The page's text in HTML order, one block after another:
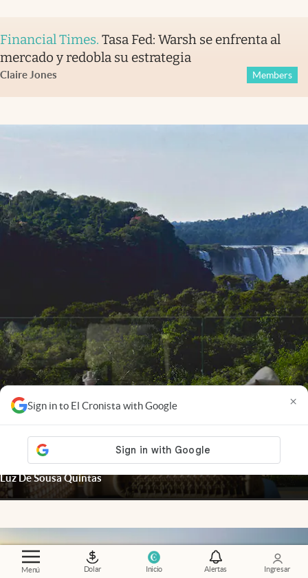
Menú Dolar Inicio Alertas Ingresar
Sign in to El Cronista with Google ×
Financial Times. Tasa Fed: Warsh se enfrenta al
mercado y redobla su estrategia
Claire Jones Members
Meliá Iguazú presentó su nueva propuesta
gastronómica
Luz De Sousa Quintas